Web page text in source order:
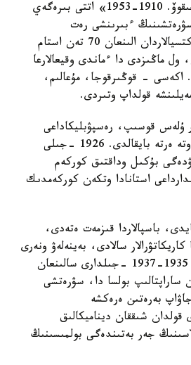
كورمە جەتەكشىسى گالينا سىرلىبايەۆانىڭ ايتۋىنشا، «بەيمالىم قوجاحمەت قوجىقوۆ. 1910-1953» اتتى بىرەگەي
تولۋىنا دا ارنالادى. سۋرەتشىنىڭ ءبىرىنشى رەت
ۇيىمداستىرىلىپ وتىرعان جەكە كورمەسىندە مۋزەي قورىنان جانە جەكە كوللەكتسيالاردان الىنعان 70 تەن استام
ول ماڭىزدى دا ءماندى وقيعالارعا
اكەسى - قوڭىرقوجا، مۇعالىم،
قولداپ وتىردى.
ۇلەس قوسىپ، رەسپۋبليكاداعى
بەلگىلى سۋرەتشى، كينورەجيسسەر، ءمۇسىنشى بولدى. قوجاحمەتتىڭ دارىنى وتە ەرتە بايقالدى. 1926 -جىلى
بۇكىل وداقتىق كوركەم
استانادا وتكەن كوركەمدىك
باسپالاردا قىزمەت ەتەدى،
سالادى، بەينەلەۋ ونەرى
تەحنيكۋمىندا ساباق بەرەدى. ولەڭ جازادى. جاڭا زامان، جاڭا ءداۋىر تىنىسى 1935-1937 -جىلدارى سالىنعان
ءتان تاقىرىپ ابدەن ساراپتالىپ بولسا دا، سۋرەتشى
بەرەتىن ەرەكشە
شىققان ديناميكالىق
جەر بەتىندەگى بولمىسىنىڭ